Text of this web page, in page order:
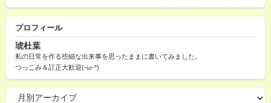
プロフィール
琥杜葉
私の日常を作る些細な出来事を思ったままに書いてみました。
つっこみ＆訂正大歓迎(-ω-*)